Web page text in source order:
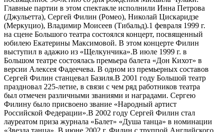
Главные партии в этом спектакле исполнили Инна Петрова
(Джульетта), Сергей Филин (Ромео), Николай Цискаридзе
(Меркуцио), Владимир Моисеев (Тибальд).1 февраля 1999 г.
на сцене Большого театра состоялся концерт, посвященный
юбилею Екатерины Максимовой. В этом концерте Филин
выступил в адажио из «Щелкунчика».В июле 1999 г. в
Большом театре состоялась премьера балета «Дон Кихот» в
версии Алексея Фадеечева. В одном из премьерных составов
Сергей Филин станцевал Базиля.В 2001 году Большой театр
праздновал 225-летие, в связи с чем ряд работников театра
был отмечен различными званиями и наградами. Сергею
Филину было присвоено звание «Народный артист
Российской Федерации».В 2002 году Сергей Филин стал
лауреатом приза журнала «Балет» «Душа танца» в номинации
«Звезда танца». В июне 2002 г. Филин с труппой Английского